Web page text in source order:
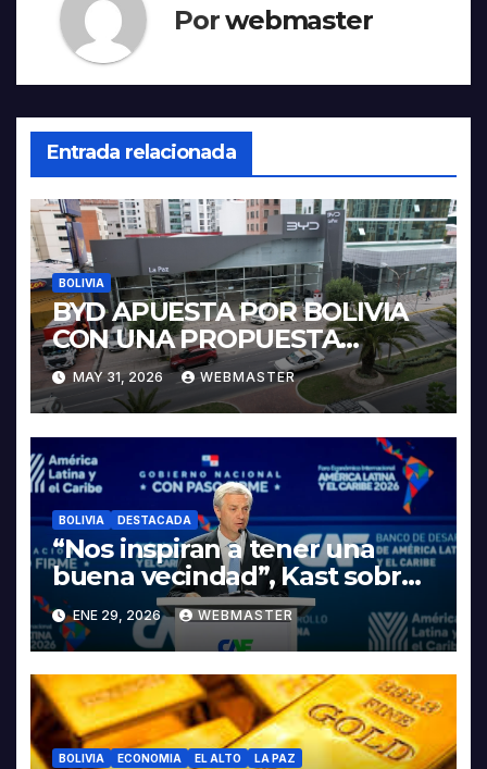
Porwebmaster
Entrada relacionada
BOLIVIA
BYD APUESTA POR BOLIVIA
CON UNA PROPUESTA
INTEGRAL PARA IMPULSAR
LA ELECTROMOVILIDAD Y LA
INDUSTRIALIZACIÓN DEL
LITIO
MAY 31, 2026 WEBMASTER
BOLIVIA DESTACADA
“Nos inspiran a tener una
buena vecindad”, Kast sobre
discurso del presidente
Rodrigo Paz
ENE 29, 2026 WEBMASTER
BOLIVIA ECONOMIA EL ALTO LA PAZ